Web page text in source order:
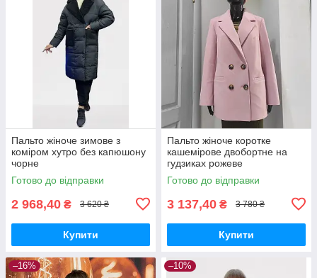
Пальто жіноче зимове з
коміром хутро без капюшону
чорне
Готово до відправки
2 968,40 ₴ 3 620 ₴
Купити
Пальто жіноче коротке
кашемірове двобортне на
гудзиках рожеве
Готово до відправки
3 137,40 ₴ 3 780 ₴
Купити
–16% –10%